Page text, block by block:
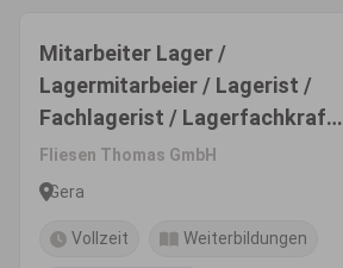
Mitarbeiter Lager /
Lagermitarbeier / Lagerist /
Fachlagerist / Lagerfachkraft /
Fachkraft für Lagerlogistik
(m/w/d)
Fliesen Thomas GmbH
Gera
Vollzeit Weiterbildungen